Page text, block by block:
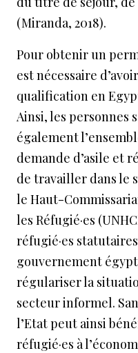
(Miranda, 2018).
Pour obtenir un
est nécessaire
qualification en
Ainsi, les personnes
également
demande d’asile et
de travailler dans le
le Haut-
les Réfugié·es
réfugié·es
gouvernement
régulariser la
secteur informel.
l’Etat peut ainsi
réfugié·es à